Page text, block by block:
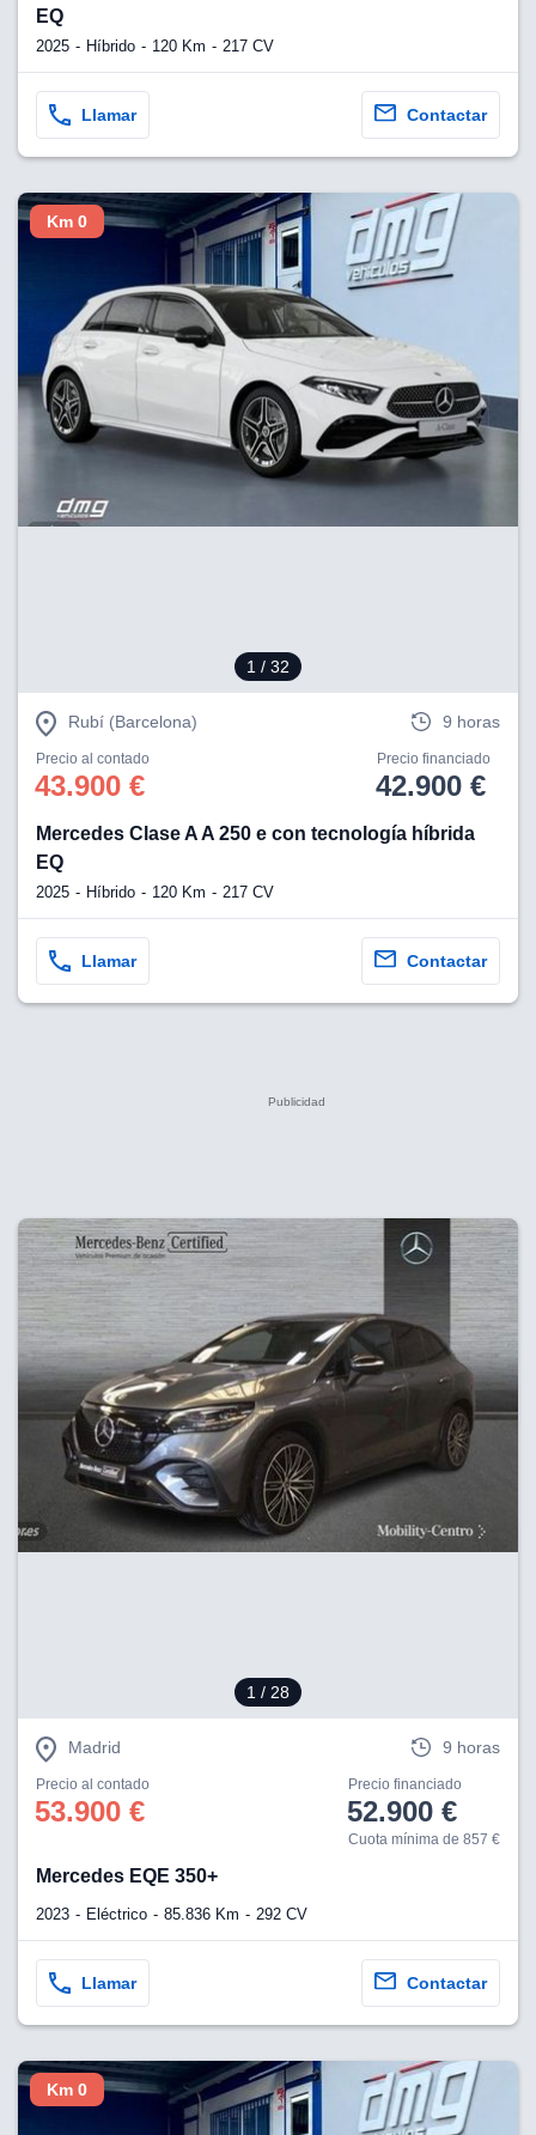
EQ
2025 Híbrido 120 Km 217 CV
Llamar Contactar
1 / 32
Km 0
Rubí (Barcelona) 9 horas
Precio al contado
43.900 €
Precio financiado
42.900 €
Mercedes Clase A A 250 e con tecnología híbrida
EQ
2025 Híbrido 120 Km 217 CV
Llamar Contactar
1 / 28
Madrid 9 horas
Precio al contado
53.900 €
Precio financiado
52.900 €
Cuota mínima de 857 €
Mercedes EQE 350+
2023 Eléctrico 85.836 Km 292 CV
Llamar Contactar
Km 0